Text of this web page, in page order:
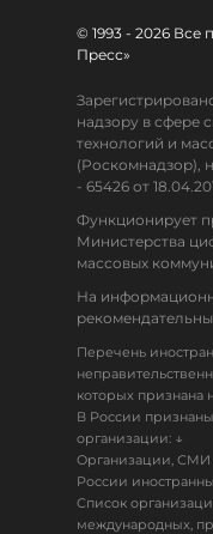
© 1993 - 2026
Пресс»
надзору в сфере
технологий и
(Роскомнадзор),
- 65426 от
Функционирует
Министерства
массовых
На
Перечень
которых признана
В России
организации: ↓
Организации, СМИ
России
Список
международных,